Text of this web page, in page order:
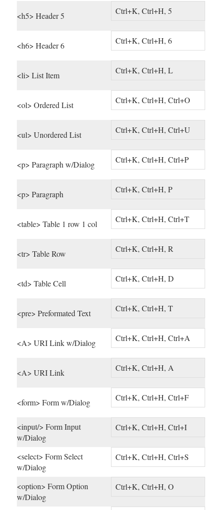
<h5> Header 5 Ctrl+K, Ctrl+H, 5
<h6> Header 6 Ctrl+K, Ctrl+H, 6
<li> List Item Ctrl+K, Ctrl+H, L
<ol> Ordered List Ctrl+K, Ctrl+H, Ctrl+O
<ul> Unordered List Ctrl+K, Ctrl+H, Ctrl+U
<p> Paragraph w/Dialog Ctrl+K, Ctrl+H, Ctrl+P
<p> Paragraph Ctrl+K, Ctrl+H, P
<table> Table 1 row 1 col Ctrl+K, Ctrl+H, Ctrl+T
<tr> Table Row Ctrl+K, Ctrl+H, R
<td> Table Cell Ctrl+K, Ctrl+H, D
<pre> Preformated Text Ctrl+K, Ctrl+H, T
<A> URI Link w/Dialog Ctrl+K, Ctrl+H, Ctrl+A
<A> URI Link Ctrl+K, Ctrl+H, A
<form> Form w/Dialog Ctrl+K, Ctrl+H, Ctrl+F
<input/> Form Input
w/Dialog
Ctrl+K, Ctrl+H, Ctrl+I
<select> Form Select
w/Dialog
Ctrl+K, Ctrl+H, Ctrl+S
<option> Form Option
w/Dialog
Ctrl+K, Ctrl+H, O